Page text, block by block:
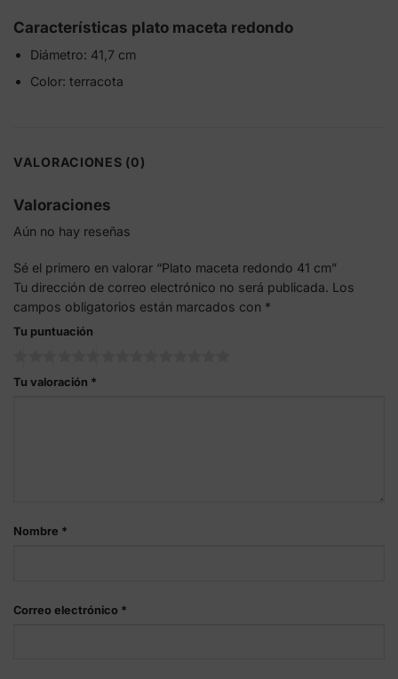
Características plato maceta redondo
Diámetro: 41,7 cm
Color: terracota
VALORACIONES (0)
Valoraciones
Aún no hay reseñas
Sé el primero en valorar “Plato maceta redondo 41 cm”
Tu dirección de correo electrónico no será publicada. Los
campos obligatorios están marcados con *
Tu puntuación
Tu valoración *
Nombre *
Correo electrónico *